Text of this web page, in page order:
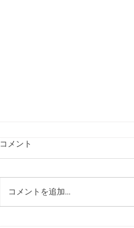
コメント
コメントを追加…